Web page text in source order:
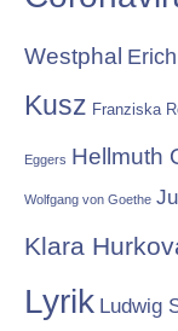
Westphal
Kusz Franziska
Eggers Hellmuth
Wolfgang von Goethe
Klara
Lyrik Ludwig